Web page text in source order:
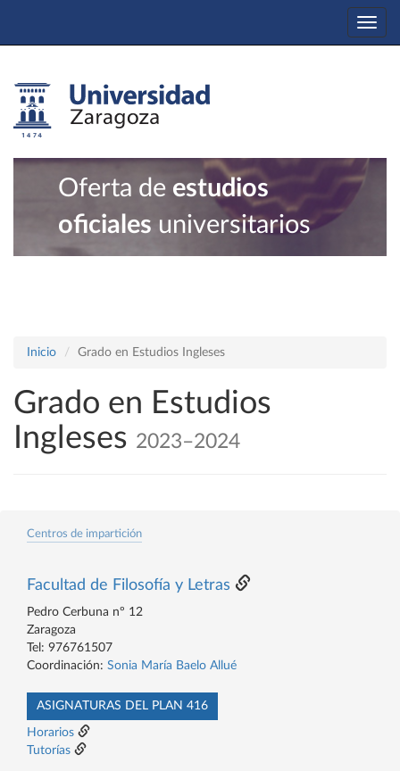
Oferta de estudios
oficiales universitarios
Inicio Grado en Estudios Ingleses
Grado en Estudios
Ingleses 2023–2024
Centros de impartición
Facultad de Filosofía y Letras
Pedro Cerbuna nº 12
Zaragoza
Tel: 976761507
Coordinación: Sonia María Baelo Allué
ASIGNATURAS DEL PLAN 416
Horarios
Tutorías